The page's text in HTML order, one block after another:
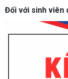
Đối với sinh viên